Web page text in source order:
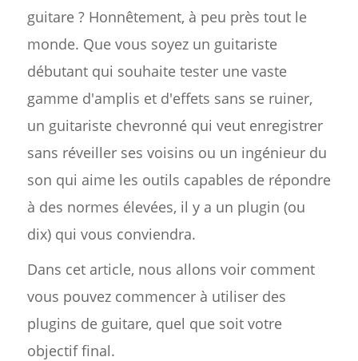
guitare ? Honnêtement, à peu près tout le
monde. Que vous soyez un guitariste
débutant qui souhaite tester une vaste
gamme d'amplis et d'effets sans se ruiner,
un guitariste chevronné qui veut enregistrer
sans réveiller ses voisins ou un ingénieur du
son qui aime les outils capables de répondre
à des normes élevées, il y a un plugin (ou
dix) qui vous conviendra.
Dans cet article, nous allons voir comment
vous pouvez commencer à utiliser des
plugins de guitare, quel que soit votre
objectif final.